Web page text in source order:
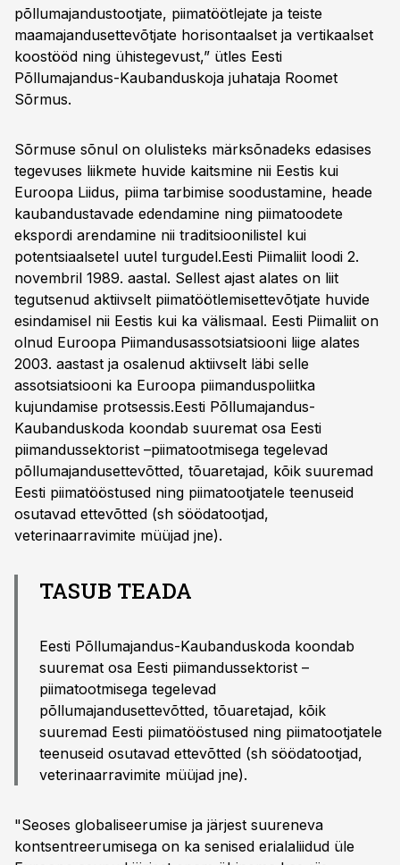
põllumajandustootjate, piimatöötlejate ja teiste
maamajandusettevõtjate horisontaalset ja vertikaalset
koostööd ning ühistegevust,” ütles Eesti
Põllumajandus-Kaubanduskoja juhataja Roomet
Sõrmus.
Sõrmuse sõnul on olulisteks märksõnadeks edasises
tegevuses liikmete huvide kaitsmine nii Eestis kui
Euroopa Liidus, piima tarbimise soodustamine, heade
kaubandustavade edendamine ning piimatoodete
ekspordi arendamine nii traditsioonilistel kui
potentsiaalsetel uutel turgudel.Eesti Piimaliit loodi 2.
novembril 1989. aastal. Sellest ajast alates on liit
tegutsenud aktiivselt piimatöötlemisettevõtjate huvide
esindamisel nii Eestis kui ka välismaal. Eesti Piimaliit on
olnud Euroopa Piimandusassotsiatsiooni liige alates
2003. aastast ja osalenud aktiivselt läbi selle
assotsiatsiooni ka Euroopa piimanduspoliitka
kujundamise protsessis.Eesti Põllumajandus-
Kaubanduskoda koondab suuremat osa Eesti
piimandussektorist –piimatootmisega tegelevad
põllumajandusettevõtted, tõuaretajad, kõik suuremad
Eesti piimatööstused ning piimatootjatele teenuseid
osutavad ettevõtted (sh söödatootjad,
veterinaarravimite müüjad jne).
TASUB TEADA
Eesti Põllumajandus-Kaubanduskoda koondab
suuremat osa Eesti piimandussektorist –
piimatootmisega tegelevad
põllumajandusettevõtted, tõuaretajad, kõik
suuremad Eesti piimatööstused ning piimatootjatele
teenuseid osutavad ettevõtted (sh söödatootjad,
veterinaarravimite müüjad jne).
"Seoses globaliseerumise ja järjest suureneva
kontsentreerumisega on ka senised erialaliidud üle